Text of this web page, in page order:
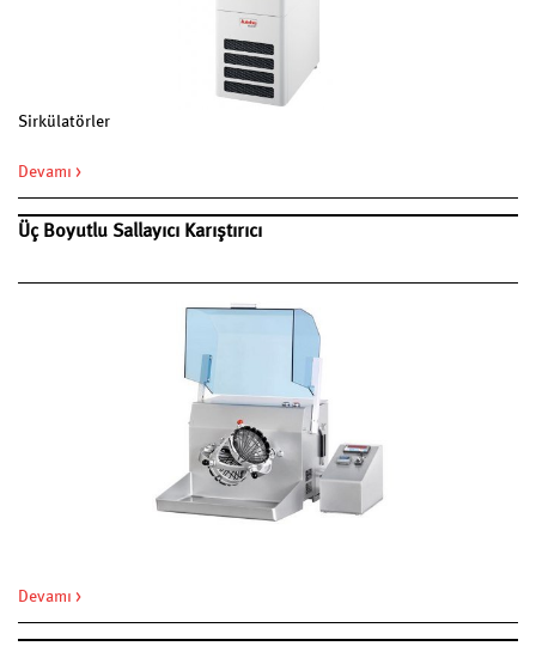
Sirkülatörler
Devamı >
Üç Boyutlu Sallayıcı Karıştırıcı
Devamı >